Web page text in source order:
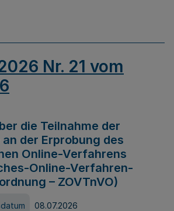
Nr. 21 vom
die Teilnahme der
der Erprobung des
Online-Verfahrens
Online-Verfahren-
– ZOVTnVO)
08.07.2026